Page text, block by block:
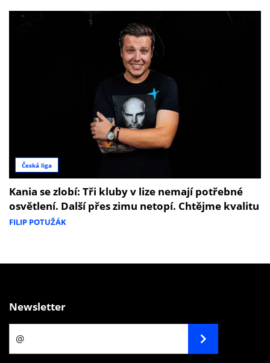
Česká liga
Kania se zlobí: Tři kluby v lize nemají potřebné
osvětlení. Další přes zimu netopí. Chtějme kvalitu
FILIP POTUŽÁK
Newsletter